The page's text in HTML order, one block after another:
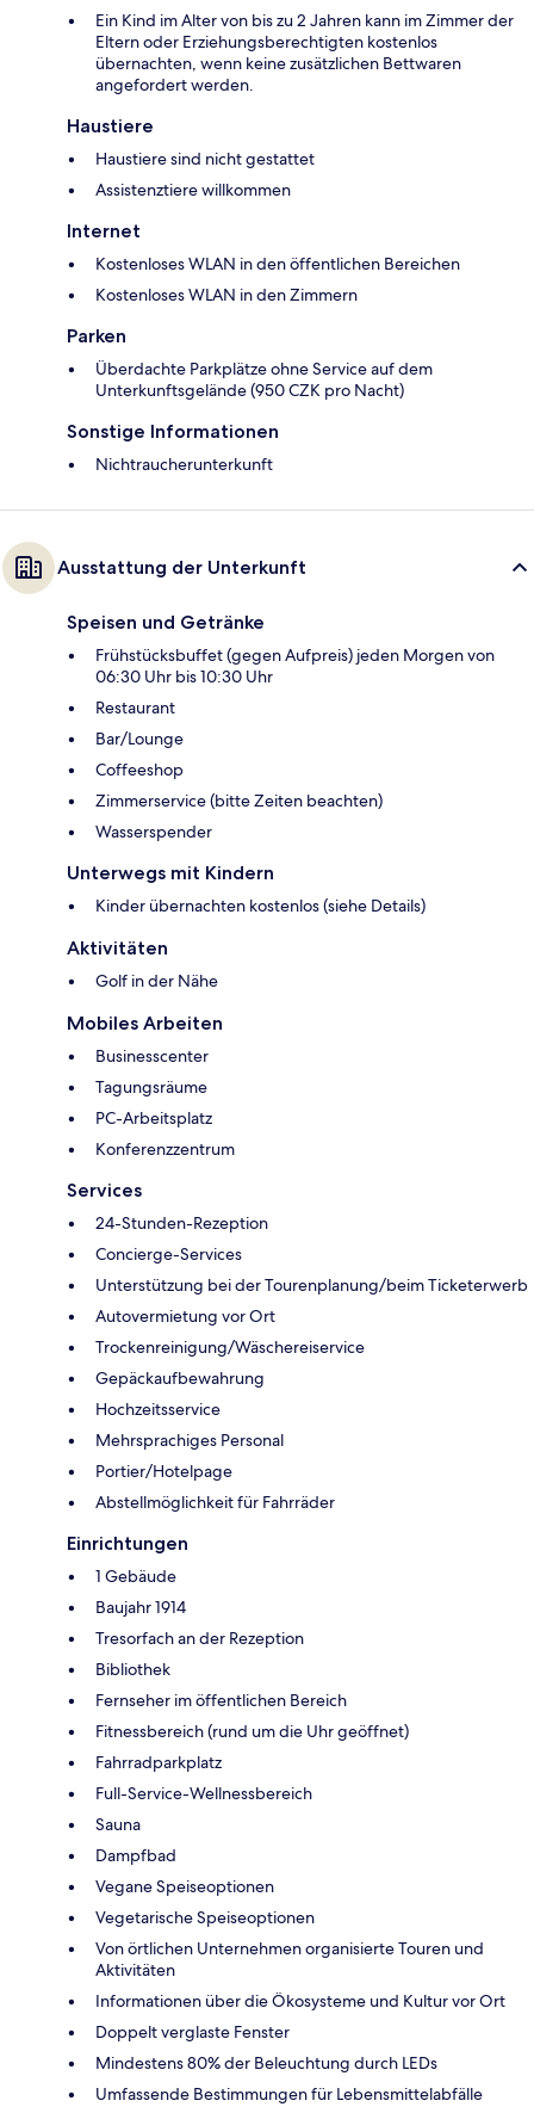
Ein Kind im Alter von bis zu 2 Jahren kann im Zimmer der
Eltern oder Erziehungsberechtigten kostenlos
übernachten, wenn keine zusätzlichen Bettwaren
angefordert werden.
Haustiere
Haustiere sind nicht gestattet
Assistenztiere willkommen
Internet
Kostenloses WLAN in den öffentlichen Bereichen
Kostenloses WLAN in den Zimmern
Parken
Überdachte Parkplätze ohne Service auf dem
Unterkunftsgelände (950 CZK pro Nacht)
Sonstige Informationen
Nichtraucherunterkunft
Ausstattung der Unterkunft
Speisen und Getränke
Frühstücksbuffet (gegen Aufpreis) jeden Morgen von
06:30 Uhr bis 10:30 Uhr
Restaurant
Bar/Lounge
Coffeeshop
Zimmerservice (bitte Zeiten beachten)
Wasserspender
Unterwegs mit Kindern
Kinder übernachten kostenlos (siehe Details)
Aktivitäten
Golf in der Nähe
Mobiles Arbeiten
Businesscenter
Tagungsräume
PC-Arbeitsplatz
Konferenzzentrum
Services
24-Stunden-Rezeption
Concierge-Services
Unterstützung bei der Tourenplanung/beim Ticketerwerb
Autovermietung vor Ort
Trockenreinigung/Wäschereiservice
Gepäckaufbewahrung
Hochzeitsservice
Mehrsprachiges Personal
Portier/Hotelpage
Abstellmöglichkeit für Fahrräder
Einrichtungen
1 Gebäude
Baujahr 1914
Tresorfach an der Rezeption
Bibliothek
Fernseher im öffentlichen Bereich
Fitnessbereich (rund um die Uhr geöffnet)
Fahrradparkplatz
Full-Service-Wellnessbereich
Sauna
Dampfbad
Vegane Speiseoptionen
Vegetarische Speiseoptionen
Von örtlichen Unternehmen organisierte Touren und
Aktivitäten
Informationen über die Ökosysteme und Kultur vor Ort
Doppelt verglaste Fenster
Mindestens 80% der Beleuchtung durch LEDs
Umfassende Bestimmungen für Lebensmittelabfälle